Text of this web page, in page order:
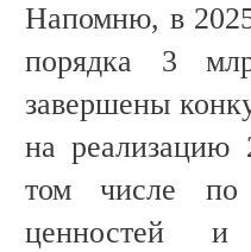
Напомню, в
порядка 3
завершены
на реализацию
том числе по
ценностей и